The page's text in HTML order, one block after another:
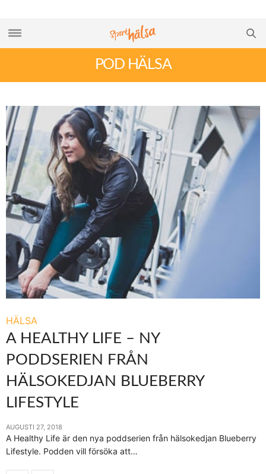
POD HÄLSA
HÄLSA
A HEALTHY LIFE – NY
PODDSERIEN FRÅN
HÄLSOKEDJAN BLUEBERRY
LIFESTYLE
AUGUSTI 27, 2018
A Healthy Life är den nya poddserien från hälsokedjan Blueberry
Lifestyle. Podden vill försöka att…